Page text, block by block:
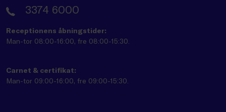
3374 6000
Receptionens åbningstider:
Man-tor 08:00-16:00, fre 08:00-15:30.
Carnet & certifikat:
Man-tor 09:00-16:00, fre 09:00-15:30.